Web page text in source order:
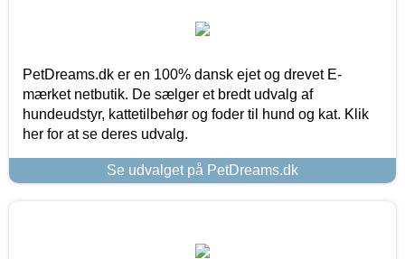
PetDreams.dk er en 100% dansk ejet og drevet E-
mærket netbutik. De sælger et bredt udvalg af
hundeudstyr, kattetilbehør og foder til hund og kat. Klik
her for at se deres udvalg.
Se udvalget på PetDreams.dk